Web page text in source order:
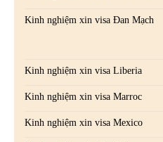
Kinh nghiệm xin visa Đan Mạch
Kinh nghiệm xin visa Liberia
Kinh nghiệm xin visa Marroc
Kinh nghiệm xin visa Mexico